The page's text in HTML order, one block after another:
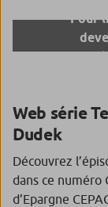
Pour
Web série
Dudek
Découvrez
dans ce numéro
d’Epargne